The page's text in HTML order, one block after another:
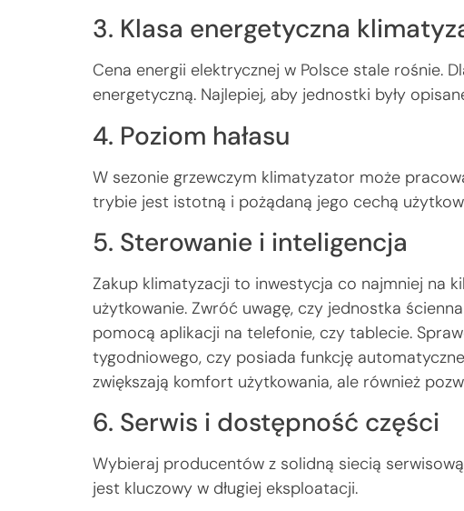
3. Klasa energetyczna
Cena energii elektrycznej w Polsce stale rośnie.
energetyczną. Najlepiej, aby jednostki były
4. Poziom hałasu
W sezonie grzewczym klimatyzator może
trybie jest istotną i pożądaną jego cechą
5. Sterowanie i inteligencja
Zakup klimatyzacji to inwestycja co najmniej na
użytkowanie. Zwróć uwagę, czy jednostka
pomocą aplikacji na telefonie, czy tablecie.
tygodniowego, czy posiada funkcję
zwiększają komfort użytkowania, ale również
6. Serwis i dostępność części
Wybieraj producentów z solidną siecią
jest kluczowy w długiej eksploatacji.